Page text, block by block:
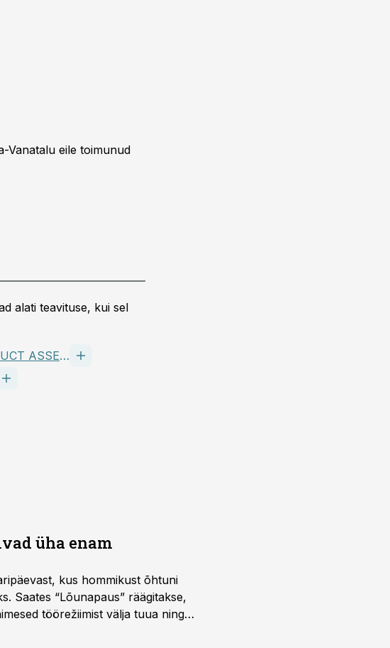
Vanatalu eile toimunud
alati teavituse, kui sel
INTERCONNECT PRODUCT ASSEMBLY AS
üha enam
kus hommikust õhtuni
Saates “Lõunapaus” räägitakse,
töörežiimist välja tuua ning